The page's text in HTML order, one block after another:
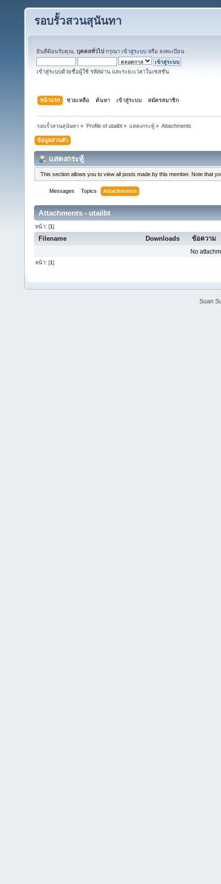
รอบรั้วสวนสุนันทา
ยินดีต้อนรับคุณ, บุคคลทั่วไป กรุณา เข้าสู่ระบบ หรือ ลงทะเบียน
เข้าสู่ระบบด้วยชื่อผู้ใช้ รหัสผ่าน และระยะเวลาในเซสชั่น
หน้าแรก ช่วยเหลือ ค้นหา เข้าสู่ระบบ สมัครสมาชิก
รอบรั้วสวนสุนันทา » Profile of utaiibt» แสดงกระทู้» Attachments
ข้อมูลส่วนตัว
แสดงกระทู้
This section allows you to view all posts made by this member. Note that
Messages Topics Attachments
Attachments - utaiibt
หน้า: [1]
Filename Downloads ข้อความ
No
หน้า: [1]
Suan